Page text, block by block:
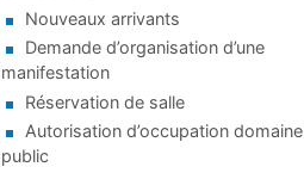
Nouveaux arrivants
Demande d’organisation d’une
manifestation
Réservation de salle
Autorisation d’occupation domaine
public